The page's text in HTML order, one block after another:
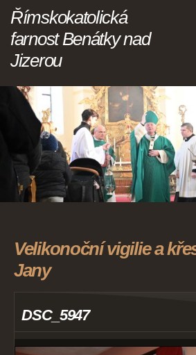
Římskokatolická
farnost Benátky nad
Jizerou
Velikonoční vigilie a
Jany
DSC_5947